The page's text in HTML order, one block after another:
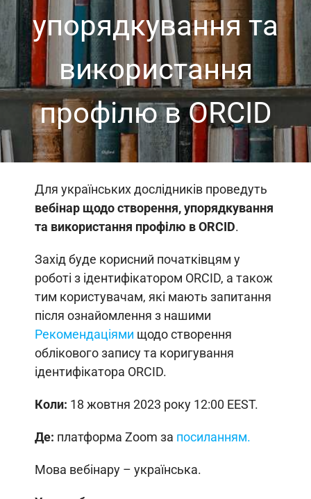
упорядкування та
використання
профілю в ORCID
Для українських дослідників проведуть
вебінар щодо створення, упорядкування
та використання профілю в ORCID.
Захід буде корисний початківцям у
роботі з ідентифікатором ORCID, а також
тим користувачам, які мають запитання
після ознайомлення з нашими
Рекомендаціями щодо створення
облікового запису та коригування
ідентифікатора ORCID.
Коли: 18 жовтня 2023 року 12:00 EEST.
Де: платформа Zoom за посиланням.
Мова вебінару – українська.